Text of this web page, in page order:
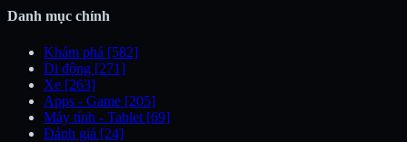
Danh mục chính
Khám phá [582]
Di động [271]
Xe [263]
Apps - Game [205]
Máy tính - Tablet [69]
Đánh giá [24]